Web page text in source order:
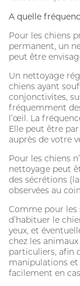
A quelle
Pour les chiens
permanent, un
peut être
Un nettoyage
chiens ayant
conjonctivites,
fréquemment
l’œil. La
Elle peut être
auprès de votre
Pour les chiens
nettoyage peut
des sécrétions
observées au
Comme pour les
d’habituer le
yeux, et
chez les
particuliers, afin
manipulations et
facilement en